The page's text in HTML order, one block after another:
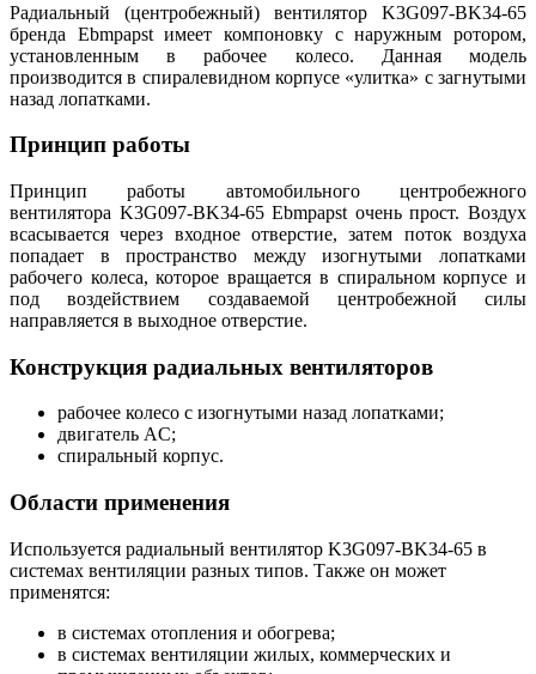
Радиальный (центробежный) вентилятор K3G097-BK34-65
бренда Ebmpapst имеет компоновку с наружным ротором,
установленным в рабочее колесо. Данная модель
производится в спиралевидном корпусе «улитка» с загнутыми
назад лопатками.
Принцип работы
Принцип работы автомобильного центробежного
вентилятора K3G097-BK34-65 Ebmpapst очень прост. Воздух
всасывается через входное отверстие, затем поток воздуха
попадает в пространство между изогнутыми лопатками
рабочего колеса, которое вращается в спиральном корпусе и
под воздействием создаваемой центробежной силы
направляется в выходное отверстие.
Конструкция радиальных вентиляторов
рабочее колесо с изогнутыми назад лопатками;
двигатель AC;
спиральный корпус.
Области применения
Используется радиальный вентилятор K3G097-BK34-65 в
системах вентиляции разных типов. Также он может
применятся:
в системах отопления и обогрева;
в системах вентиляции жилых, коммерческих и